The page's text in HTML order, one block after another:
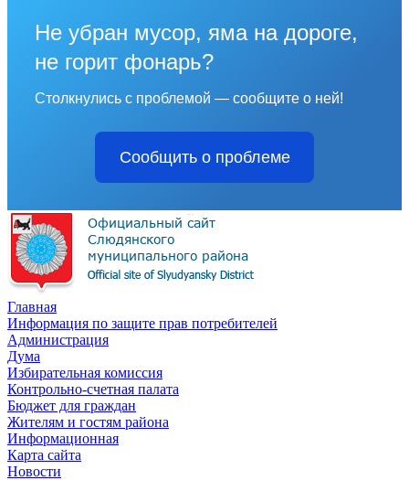
Не убран мусор, яма на дороге,
не горит фонарь?
Столкнулись с проблемой — сообщите о ней!
Сообщить о проблеме
Главная
Информация по защите прав потребителей
Администрация
Дума
Избирательная комиссия
Контрольно-счетная палата
Бюджет для граждан
Жителям и гостям района
Информационная
Карта сайта
Новости